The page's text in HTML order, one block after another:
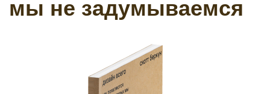
мы не задумываемся